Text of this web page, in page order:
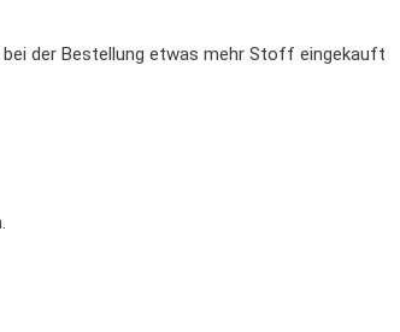
bei der Bestellung etwas mehr Stoff eingekauft